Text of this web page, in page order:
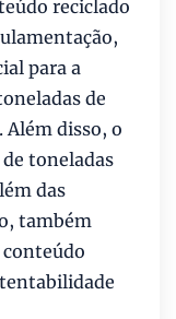
reciclado
para a
de
Além disso, o
toneladas
das
também